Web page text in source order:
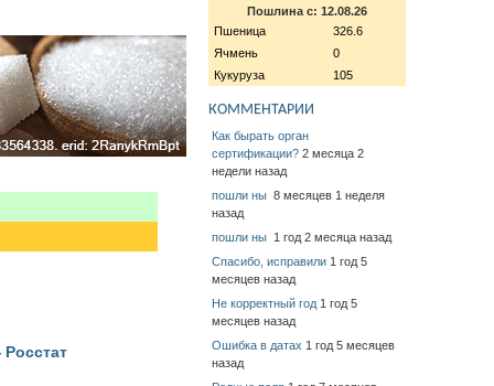
Пошлина с: 12.08.26
Пшеница
326.6
Ячмень
0
Кукуруза
105
КОММЕНТАРИИ
Как бырать орган
сертификации? 2 месяца 2
недели назад
пошли ны 8 месяцев 1 неделя
назад
пошли ны 1 год 2 месяца назад
Спасибо, исправили 1 год 5
месяцев назад
Не корректный год 1 год 5
месяцев назад
Ошибка в датах 1 год 5 месяцев
назад